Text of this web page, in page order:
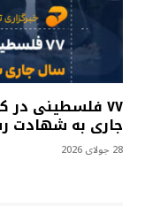
۷۷ فلسطینی
جاری به شهادت
28 جولای 2026